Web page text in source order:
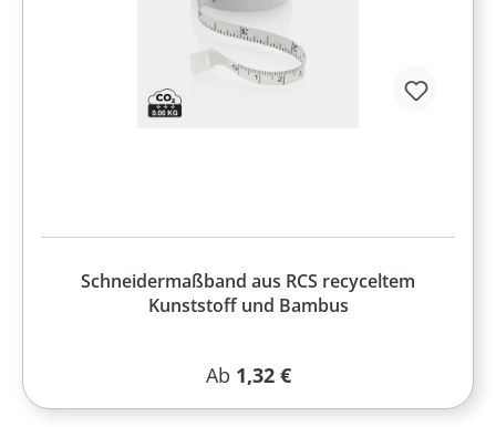
Schneidermaßband aus RCS recyceltem
Kunststoff und Bambus
Regulärer Preis:
Ab 1,32 €